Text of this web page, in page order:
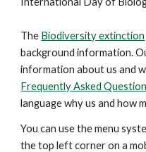
The Biodiversity extinction
background information.
information about us and
Frequently Asked
language why us and how
You can use the menu
the top left corner on a